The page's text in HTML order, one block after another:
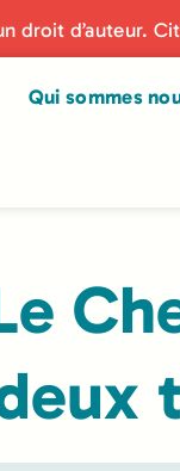
droit d’auteur.
Qui sommes